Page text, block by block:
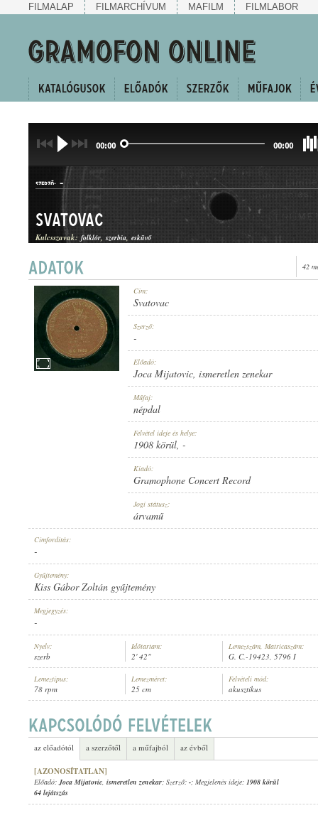
FILMALAP FILMARCHÍVUM MAFILM FILMLABOR
00:00 00:00
JOCA MIJATOVIC ISMERETLEN ZENEKAR
SZERZŐ: -
NÉPDAL
1908 KÖRÜL
GRAMOPHONE CONCERT RECORD
LEMEZSZÁM:
Svatovac
Kulcsszavak: folklór szerbia esküvő
42
Cím:
Svatovac
Szerző:
-
Előadó:
Joca Mijatovic, ismeretlen zenekar
Műfaj:
népdal
Felvétel ideje és helye:
1908 körül, -
Kiadó:
Gramophone Concert Record
Jogi státusz:
árvamű
Címfordítás:
-
Gyűjtemény:
Kiss Gábor Zoltán gyűjtemény
Megjegyzés:
-
Nyelv:
szerb
Időtartam:
2' 42"
Lemezszám, Matricaszám:
G. C.-19423, 5796 I
Lemeztípus:
78 rpm
Lemezméret:
25 cm
Felvételi mód:
akusztikus
az előadótól a szerzőtől a műfajból az évből
[AZONOSÍTATLAN]
Előadó:Joca Mijatovic, ismeretlen zenekar; Szerző: -; Megjelenés ideje: 1908 körül
64 lejátszás